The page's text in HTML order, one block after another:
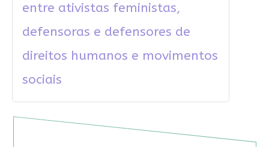
entre ativistas feministas,
defensoras e defensores de
direitos humanos e movimentos
sociais